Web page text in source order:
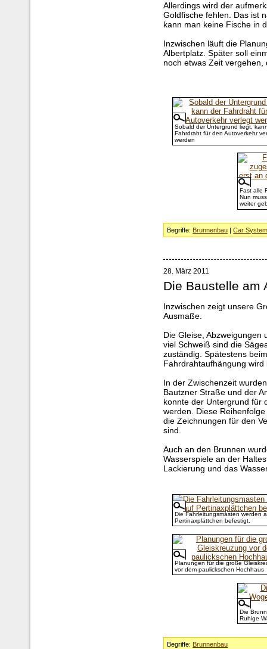
Allerdings wird der
Goldfische fehlen. Das ist
kann man keine Fische in
Inzwischen läuft die
Albertplatz. Später soll
noch etwas Zeit
Sobald der Untergrund liegt,
Fahrdraht für den Autoverkehr
werden
Fast alle
Nun
weiter
Begriffe: Brunnenbau |Car
28. März 2011
Die Baustelle am
Inzwischen zeigt unsere
Ausmaße.
Die Gleise, Abzweigungen
viel Schweiß sind die
zuständig. Spätestens
Fahrdrahtaufhängung
In der Zwischenzeit
Bautzner Straße und der
konnte der Untergrund für
werden. Diese
die Zeichnungen für den
sind.
Auch an den Brunnen
Wasserspiele an der
Lackierung und das
Die Fahrleitungsmasten werden
Pertinaxplättchen befestigt.
Planungen für die große
vor dem paulickschen Hochhaus
Die
Ruhige
Begriffe: Brunnenbau